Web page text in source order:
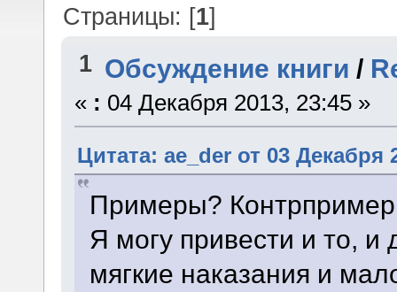
Страницы: [1]
1 Обсуждение книги /
« : 04 Декабря 2013, 23:45 »
Цитата: ae_der от 03 Декабря
Примеры?
Я могу привести и то, и
мягкие наказания и